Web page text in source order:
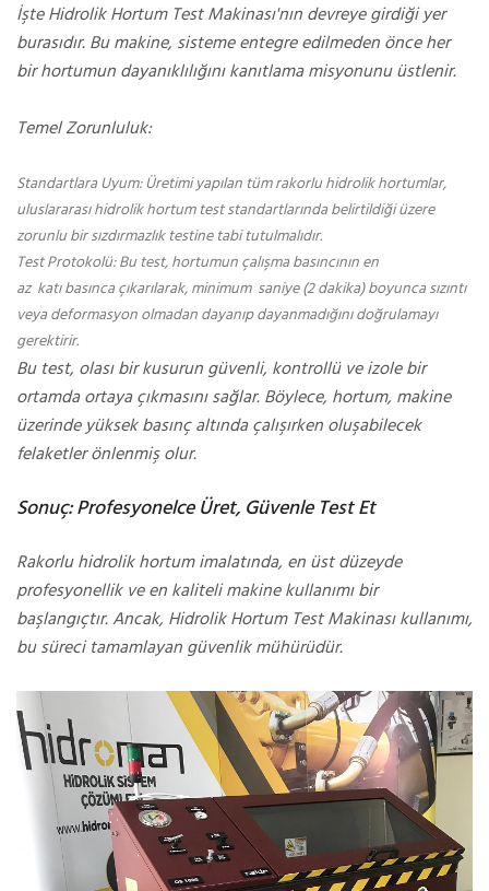
İşte Hidrolik Hortum Test Makinası'nın devreye girdiği yer
burasıdır. Bu makine, sisteme entegre edilmeden önce her
bir hortumun dayanıklılığını kanıtlama misyonunu üstlenir.
Temel Zorunluluk:
Standartlara Uyum: Üretimi yapılan tüm rakorlu hidrolik hortumlar,
uluslararası hidrolik hortum test standartlarında belirtildiği üzere
zorunlu bir sızdırmazlık testine tabi tutulmalıdır.
Test Protokolü: Bu test, hortumun çalışma basıncının en
az katı basınca çıkarılarak, minimum saniye (2 dakika) boyunca sızıntı
veya deformasyon olmadan dayanıp dayanmadığını doğrulamayı
gerektirir.
Bu test, olası bir kusurun güvenli, kontrollü ve izole bir
ortamda ortaya çıkmasını sağlar. Böylece, hortum, makine
üzerinde yüksek basınç altında çalışırken oluşabilecek
felaketler önlenmiş olur.
Sonuç: Profesyonelce Üret, Güvenle Test Et
Rakorlu hidrolik hortum imalatında, en üst düzeyde
profesyonellik ve en kaliteli makine kullanımı bir
başlangıçtır. Ancak, Hidrolik Hortum Test Makinası kullanımı,
bu süreci tamamlayan güvenlik mühürüdür.